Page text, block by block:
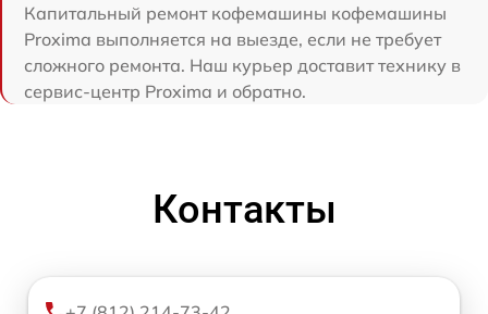
Капитальный ремонт кофемашины кофемашины
Proxima выполняется на выезде, если не требует
сложного ремонта. Наш курьер доставит технику в
сервис-центр Proxima и обратно.
Контакты